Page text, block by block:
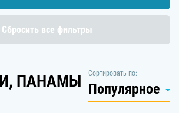
Сбросить все фильтры
ПАНАМЫ Сортировать по:
Популярное